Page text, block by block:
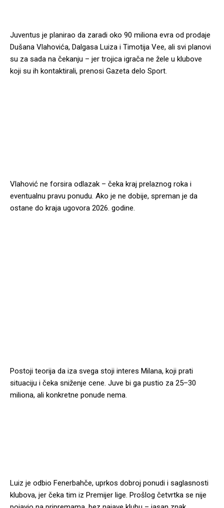
Juventus je planirao da zaradi oko 90 miliona evra od prodaje
Dušana Vlahovića, Dalgasa Luiza i Timotija Vee, ali svi planovi
su za sada na čekanju – jer trojica igrača ne žele u klubove
koji su ih kontaktirali, prenosi Gazeta delo Sport.
Vlahović ne forsira odlazak – čeka kraj prelaznog roka i
eventualnu pravu ponudu. Ako je ne dobije, spreman je da
ostane do kraja ugovora 2026. godine.
Postoji teorija da iza svega stoji interes Milana, koji prati
situaciju i čeka sniženje cene. Juve bi ga pustio za 25–30
miliona, ali konkretne ponude nema.
Luiz je odbio Fenerbahče, uprkos dobroj ponudi i saglasnosti
klubova, jer čeka tim iz Premijer lige. Prošlog četvrtka se nije